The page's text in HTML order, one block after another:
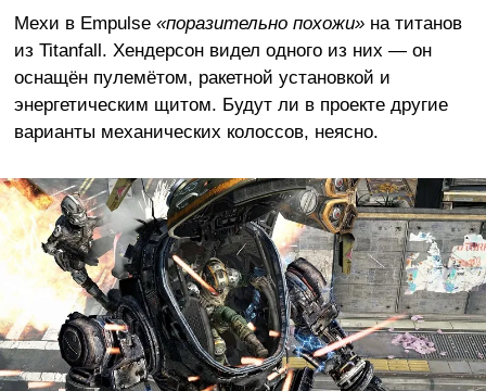
Мехи в Empulse«поразительно похожи»на титанов
из Titanfall. Хендерсон видел одного из них — он
оснащён пулемётом, ракетной установкой и
энергетическим щитом. Будут ли в проекте другие
варианты механических колоссов, неясно.